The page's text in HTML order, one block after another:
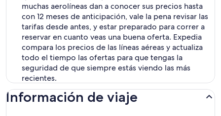
muchas aerolíneas dan a conocer sus precios hasta
con 12 meses de anticipación, vale la pena revisar las
tarifas desde antes, y estar preparado para correr a
reservar en cuanto veas una buena oferta. Expedia
compara los precios de las líneas aéreas y actualiza
todo el tiempo las ofertas para que tengas la
seguridad de que siempre estás viendo las más
recientes.
Información de viaje